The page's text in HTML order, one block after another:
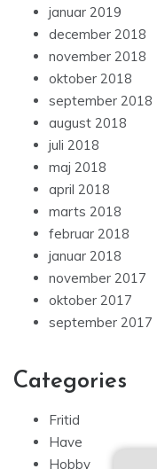
januar 2019
december 2018
november 2018
oktober 2018
september 2018
august 2018
juli 2018
maj 2018
april 2018
marts 2018
februar 2018
januar 2018
november 2017
oktober 2017
september 2017
Categories
Fritid
Have
Hobby